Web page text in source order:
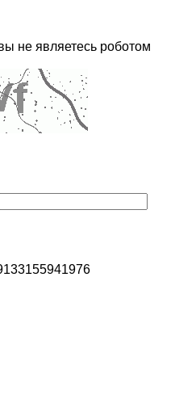
не являетесь роботом